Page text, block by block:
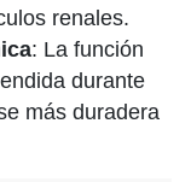
renales.
: La función
durante
más duradera